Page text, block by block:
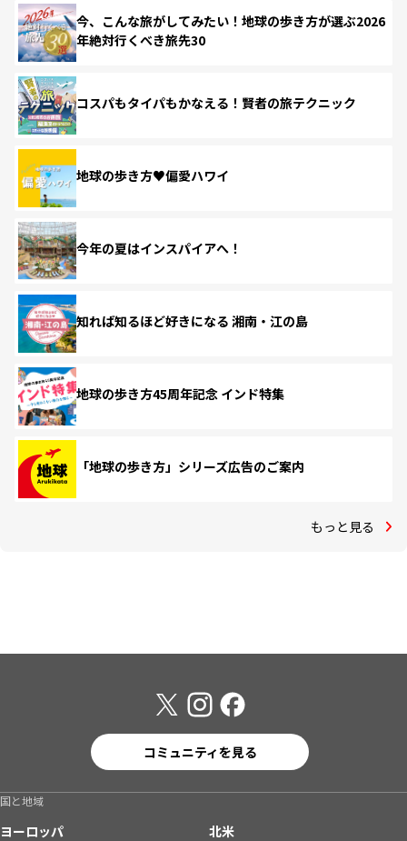
今、こんな旅がしてみたい！地球の歩き方が選ぶ2026
年絶対行くべき旅先30
コスパもタイパもかなえる！賢者の旅テクニック
地球の歩き方♥偏愛ハワイ
今年の夏はインスパイアへ！
知れば知るほど好きになる 湘南・江の島
地球の歩き方45周年記念 インド特集
「地球の歩き方」シリーズ広告のご案内
もっと見る
コミュニティを見る
国と地域
ヨーロッパ
北米